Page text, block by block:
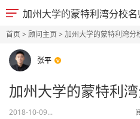
加州大学的蒙特利湾分校名
首页> 顾问主页> 加州大学的蒙特利湾分
张平
加州大学的蒙特利
2018-10-09...